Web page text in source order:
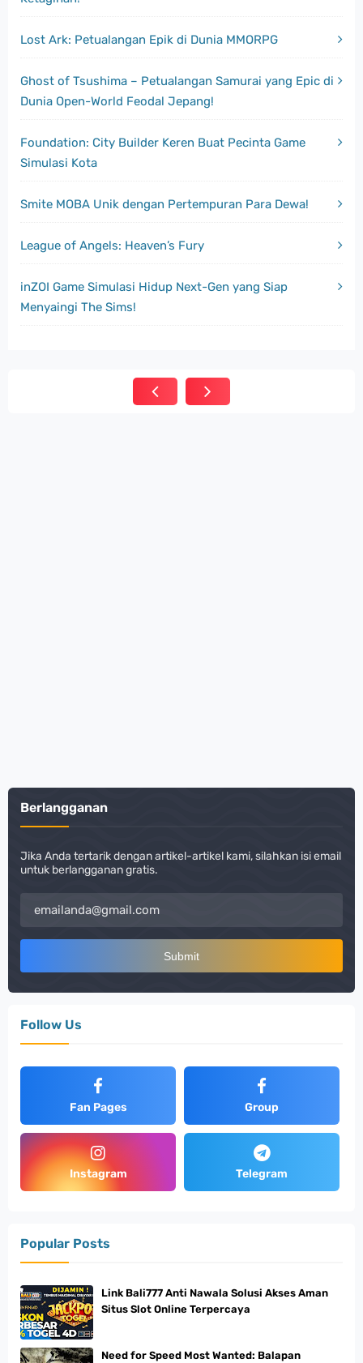
Lost Ark: Petualangan Epik di Dunia MMORPG
Ghost of Tsushima – Petualangan Samurai yang Epic di
Dunia Open-World Feodal Jepang!
Foundation: City Builder Keren Buat Pecinta Game
Simulasi Kota
Smite MOBA Unik dengan Pertempuran Para Dewa!
League of Angels: Heaven’s Fury
inZOI Game Simulasi Hidup Next-Gen yang Siap
Menyaingi The Sims!
Berlangganan
Jika Anda tertarik dengan artikel-artikel kami, silahkan isi email
untuk berlangganan gratis.
Follow Us
Fan Pages Group
Instagram Telegram
Popular Posts
Link Bali777 Anti Nawala Solusi Akses Aman
Situs Slot Online Terpercaya
Need for Speed Most Wanted: Balapan